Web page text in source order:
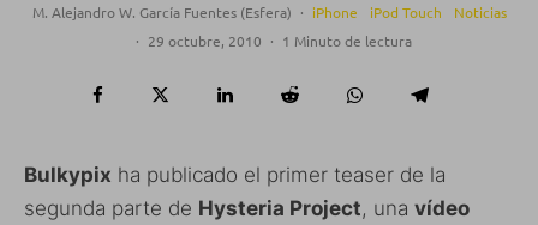
M. Alejandro W. García Fuentes (Esfera) · iPhone iPod Touch
Noticias
· 29 octubre, 2010 · 1 Minuto de lectura
Bulkypix ha publicado el primer teaser de la
segunda parte de Hysteria Project, una vídeo